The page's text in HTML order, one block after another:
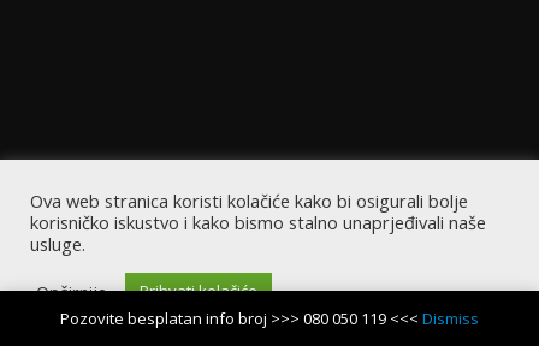
Pozovite besplatan info broj >>> 080 050 119 <<< Dismiss
Ova web stranica koristi kolačiće kako bi osigurali bolje
korisničko iskustvo i kako bismo stalno unaprjeđivali naše
usluge.
Opširnije
Prihvati kolačiće